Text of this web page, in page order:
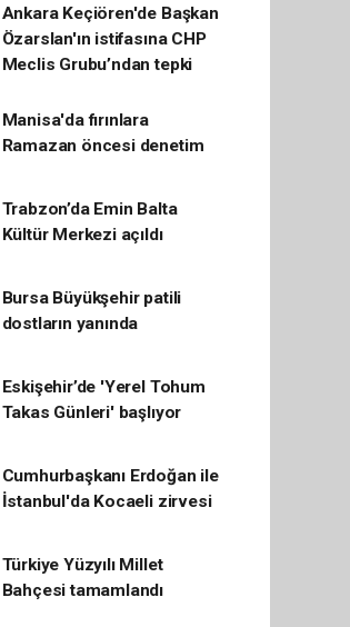
Ankara Keçiören'de Başkan
Özarslan'ın istifasına CHP
Meclis Grubu’ndan tepki
Manisa'da fırınlara
Ramazan öncesi denetim
Trabzon’da Emin Balta
Kültür Merkezi açıldı
Bursa Büyükşehir patili
dostların yanında
Eskişehir’de 'Yerel Tohum
Takas Günleri' başlıyor
Cumhurbaşkanı Erdoğan ile
İstanbul'da Kocaeli zirvesi
Türkiye Yüzyılı Millet
Bahçesi tamamlandı